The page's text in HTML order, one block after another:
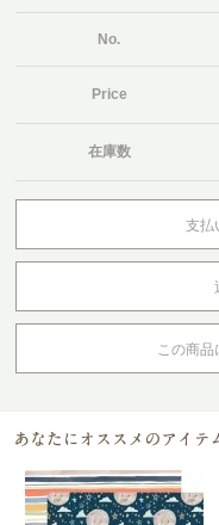
No.
Price
在庫数
支払
この商品